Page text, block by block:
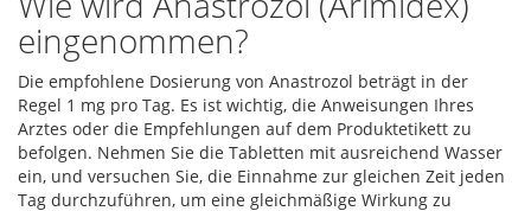
eingenommen?
Die empfohlene Dosierung von Anastrozol beträgt in der
Regel 1 mg pro Tag. Es ist wichtig, die Anweisungen Ihres
Arztes oder die Empfehlungen auf dem Produktetikett zu
befolgen. Nehmen Sie die Tabletten mit ausreichend Wasser
ein, und versuchen Sie, die Einnahme zur gleichen Zeit jeden
Tag durchzuführen, um eine gleichmäßige Wirkung zu